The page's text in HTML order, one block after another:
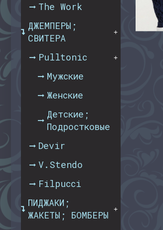
The Work
ДЖЕМПЕРЫ;
СВИТЕРА
+
Pulltonic +
Мужские
Женские
Детские;
Подростковые
Devir
V.Stendo
Filpucci
ПИДЖАКИ;
ЖАКЕТЫ; БОМБЕРЫ
+